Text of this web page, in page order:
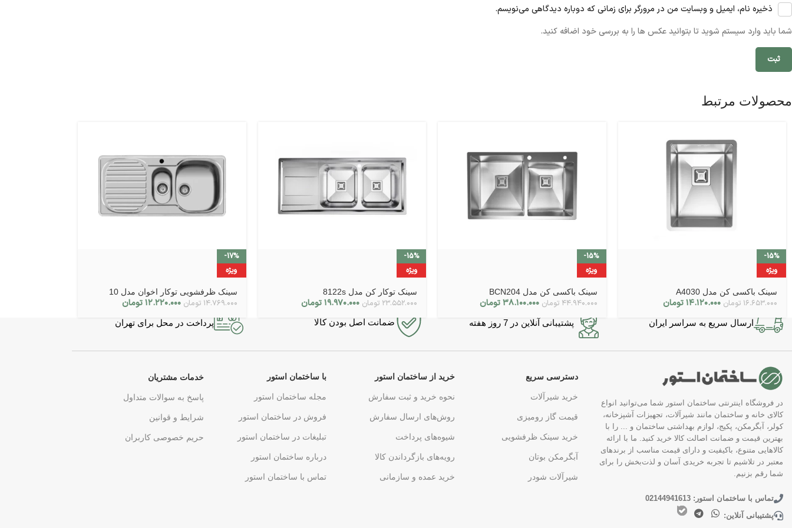
ذخیره نام، ایمیل و وبسایت من در مرورگر برای زمانی که دوباره دیدگاهی می‌نویسم.
شما باید وارد سیستم شوید تا بتوانید عکس ها را به بررسی خود اضافه کنید.
محصولات مرتبط
-15%
ویژه
سینک باکسی کن مدل A4030
۱۶.۶۵۳.۰۰۰ تومان ۱۴.۱۲۰.۰۰۰تومان
-15%
ویژه
سینک باکسی کن مدل BCN204
۴۴.۹۴۰.۰۰۰ تومان ۳۸.۱۰۰.۰۰۰ تومان
-15%
ویژه
سینک توکار کن مدل 8122s
۲۳.۵۵۲.۰۰۰ تومان ۱۹.۹۷۰.۰۰۰تومان
-17%
ویژه
سینک ظرفشویی توکار اخوان مدل 10
۱۴.۷۶۹.۰۰۰ تومان ۱۲.۲۲۰.۰۰۰ تومان
ارسال سریع به سراسر ایران پشتیبانی آنلاین در 7 روز هفته ضمانت اصل بودن کالا پرداخت در محل برای تهران
در فروشگاه اینترنتی ساختمان استور شما می‌توانید انواع
کالای خانه و ساختمان مانند شیرآلات، تجهیزات آشپزخانه،
کولر، آبگرمکن، پکیج، لوازم بهداشتی ساختمان و ... را با
بهترین قیمت و ضمانت اصالت کالا خرید کنید. ما با ارائه
کالاهایی متنوع، باکیفیت و دارای قیمت مناسب از برندهای
معتبر در تلاشیم تا تجربه خریدی آسان و لذت‌بخش را برای
شما رقم بزنیم.
تماس با ساختمان استور: 02144941613
پشتیبانی آنلاین:
دسترسی سریع
خرید شیرآلات
قیمت گاز رومیزی
خرید سینک ظرفشویی
آبگرمکن بوتان
شیرآلات شودر
خرید از ساختمان استور
نحوه خرید و ثبت سفارش
روش‌های ارسال سفارش
شیوه‌های پرداخت
رویه‌های بازگرداندن کالا
خرید عمده و سازمانی
با ساختمان استور
مجله ساختمان استور
فروش در ساختمان استور
تبلیغات در ساختمان استور
درباره ساختمان استور
تماس با ساختمان استور
خدمات مشتریان
پاسخ به سوالات متداول
شرایط و قوانین
حریم خصوصی کاربران